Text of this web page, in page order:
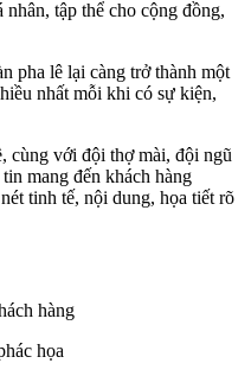
tập thể cho cộng đồng,
pha lê lại càng trở thành một
nhất mỗi khi có sự kiện,
cùng với đội thợ mài, đội ngũ
mang đến khách hàng
tinh tế, nội dung, họa tiết rõ
hàng
họa